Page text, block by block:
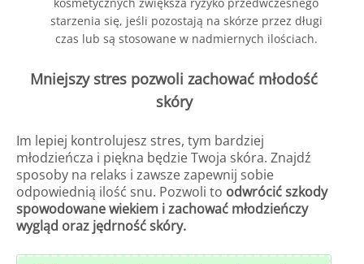
starzenia się, jeśli pozostają na skórze przez długi
czas lub są stosowane w nadmiernych ilościach.
Mniejszy stres pozwoli zachować młodość
skóry
Im lepiej kontrolujesz stres, tym bardziej
młodzieńcza i piękna będzie Twoja skóra. Znajdź
sposoby na relaks i zawsze zapewnij sobie
odpowiednią ilość snu. Pozwoli to odwrócić szkody
spowodowane wiekiem i zachować młodzieńczy
wygląd oraz jędrność skóry.